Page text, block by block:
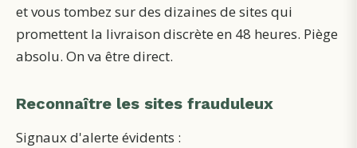
et vous tombez sur des dizaines de sites qui
promettent la livraison discrète en 48 heures. Piège
absolu. On va être direct.
Reconnaître les sites frauduleux
Signaux d'alerte évidents :